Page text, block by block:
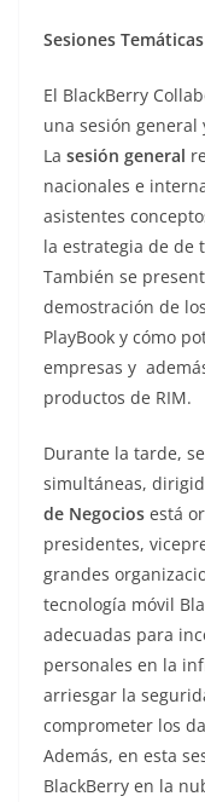
Sesiones Temáticas
El BlackBerry
una sesión general
La sesión general
nacionales e
asistentes
la estrategia de de
También se
demostración de
PlayBook y cómo
empresas y
productos de RIM.
Durante la tarde,
simultáneas,
de Negocios está
presidentes,
grandes
tecnología móvil
adecuadas para
personales en la
arriesgar la
comprometer los
Además, en esta
BlackBerry en la